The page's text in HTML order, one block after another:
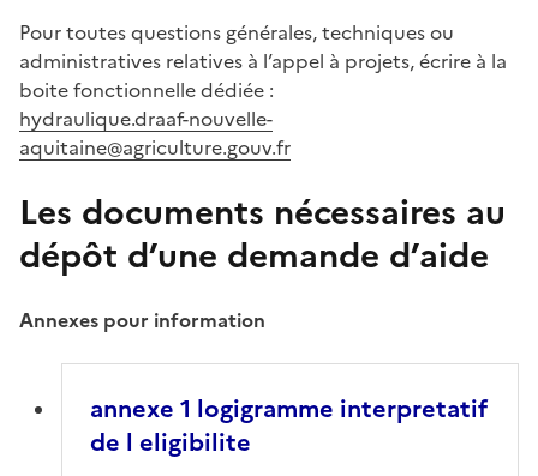
Pour toutes questions générales, techniques ou
administratives relatives à l’appel à projets, écrire à la
boite fonctionnelle dédiée :
hydraulique.draaf-nouvelle-
aquitaine@agriculture.gouv.fr
Les documents nécessaires au
dépôt d’une demande d’aide
Annexes pour information
annexe 1 logigramme interpretatif
de l eligibilite